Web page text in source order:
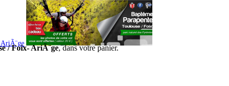
/ Foix- AriÃ¨ge, dans votre panier.